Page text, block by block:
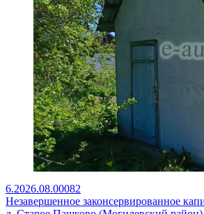
6.2026.08.00082
Незавершенное законсервированное